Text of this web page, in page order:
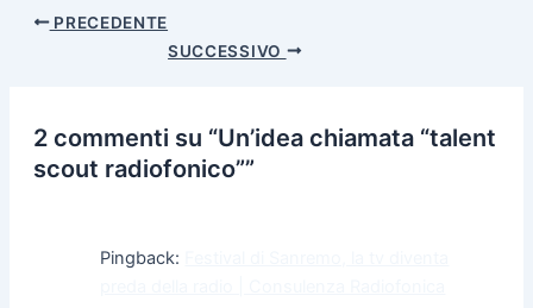
PRECEDENTE
SUCCESSIVO
2 commenti su “Un’idea chiamata “talent
scout radiofonico””
Pingback: